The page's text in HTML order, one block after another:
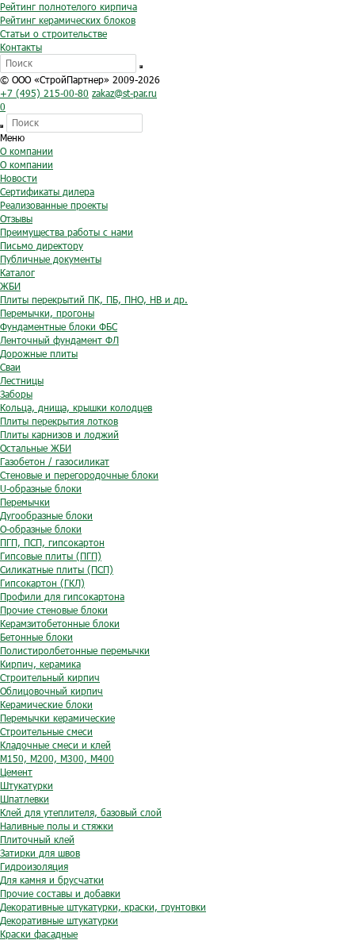
Рейтинг полнотелого кирпича
Рейтинг керамических блоков
Статьи о строительстве
Контакты
© ООО «СтройПартнер» 2009-2026
+7 (495) 215-00-80 zakaz@st-par.ru
0
Меню
О компании
О компании
Новости
Сертификаты дилера
Реализованные проекты
Отзывы
Преимущества работы с нами
Письмо директору
Публичные документы
Каталог
ЖБИ
Плиты перекрытий ПК, ПБ, ПНО, НВ и др.
Перемычки, прогоны
Фундаментные блоки ФБС
Ленточный фундамент ФЛ
Дорожные плиты
Сваи
Лестницы
Заборы
Кольца, днища, крышки колодцев
Плиты перекрытия лотков
Плиты карнизов и лоджий
Остальные ЖБИ
Газобетон / газосиликат
Стеновые и перегородочные блоки
U-образные блоки
Перемычки
Дугообразные блоки
O-образные блоки
ПГП, ПСП, гипсокартон
Гипсовые плиты (ПГП)
Силикатные плиты (ПСП)
Гипсокартон (ГКЛ)
Профили для гипсокартона
Прочие стеновые блоки
Керамзитобетонные блоки
Бетонные блоки
Полистиролбетонные перемычки
Кирпич, керамика
Строительный кирпич
Облицовочный кирпич
Керамические блоки
Перемычки керамические
Строительные смеси
Кладочные смеси и клей
М150, М200, М300, М400
Цемент
Штукатурки
Шпатлевки
Клей для утеплителя, базовый слой
Наливные полы и стяжки
Плиточный клей
Затирки для швов
Гидроизоляция
Для камня и брусчатки
Прочие составы и добавки
Декоративные штукатурки, краски, грунтовки
Декоративные штукатурки
Краски фасадные